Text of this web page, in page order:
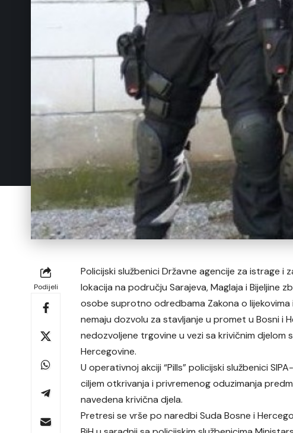
Podijeli
Policijski službenici Državne agencije za istrage
lokacija na području Sarajeva, Maglaja i Bijeljine
osobe suprotno odredbama Zakona o
nemaju dozvolu za stavljanje u promet u Bosni i
nedozvoljene trgovine u vezi sa krivičnim djelom
Hercegovine.
U operativnoj akciji “Pills” policijski službenici
ciljem otkrivanja i privremenog oduzimanja
navedena krivična djela.
Pretresi se vrše po naredbi Suda Bosne i